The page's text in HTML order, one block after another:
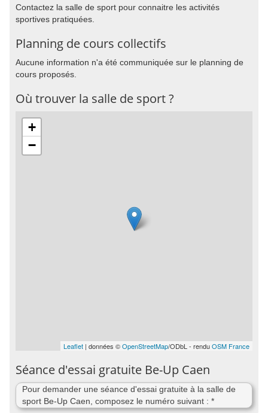
Contactez la salle de sport pour connaitre les activités
sportives pratiquées.
Planning de cours collectifs
Aucune information n'a été communiquée sur le planning de
cours proposés.
Où trouver la salle de sport ?
+
−
Leaflet | données ©OpenStreetMap/ODbL - renduOSM France
Séance d'essai gratuite Be-Up Caen
Pour demander une séance d'essai gratuite à la salle de
sport Be-Up Caen, composez le numéro suivant : *